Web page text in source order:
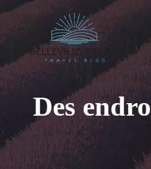
Aller
Des